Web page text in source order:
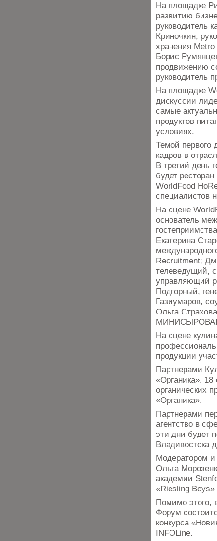
На площадке
развитию
руководитель
Криночкин,
хранения
Борис
продвижению
руководитель
На площадке
дискуссии
самые
продуктов
условиях.
Темой первого
кадров в
В третий день
будет
WorldFood
специалистов
На сцене
основатель
Екатерина
Recruitment;
телеведущий,
управляющий
Подгорный,
Газиумаров,
Ольга
На сцене
продукции
Партнерами
«Органика».
органических
«Органика».
Партнерами
агентство в
эти дни будет
Владивостока
Модератором и
Ольга
академии
«Riesling Boys»
Помимо этого,
Форум
конкурса
INFOLine.